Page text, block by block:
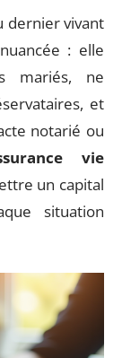
dernier vivant
: elle
mariés, ne
et
notarié ou
vie
un capital
situation